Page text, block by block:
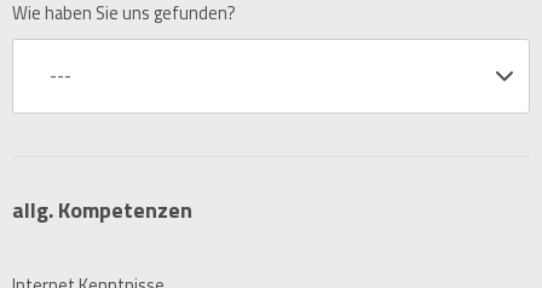
Wie haben Sie uns gefunden?
---
allg. Kompetenzen